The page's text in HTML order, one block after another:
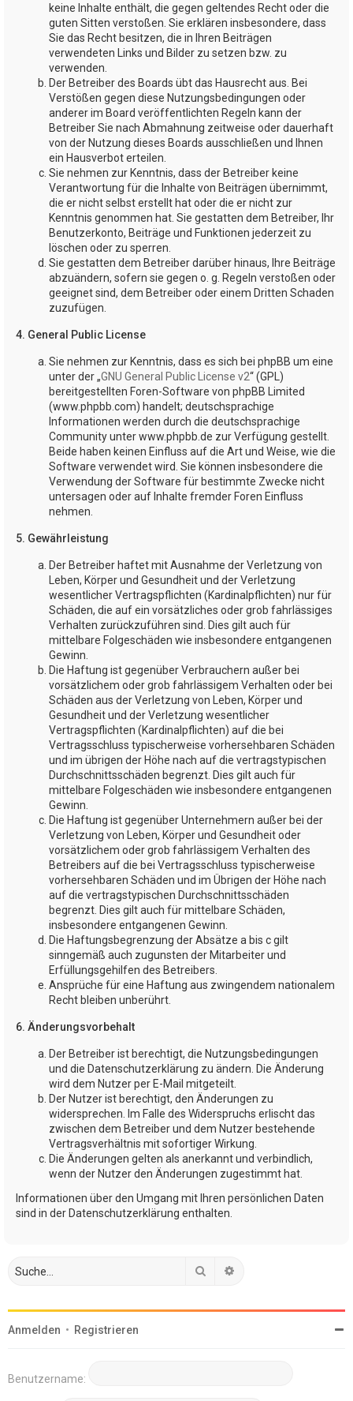
keine Inhalte enthält, die gegen geltendes Recht oder die
guten Sitten verstoßen. Sie erklären insbesondere, dass
Sie das Recht besitzen, die in Ihren Beiträgen
verwendeten Links und Bilder zu setzen bzw. zu
verwenden.
Der Betreiber des Boards übt das Hausrecht aus. Bei
Verstößen gegen diese Nutzungsbedingungen oder
anderer im Board veröffentlichten Regeln kann der
Betreiber Sie nach Abmahnung zeitweise oder dauerhaft
von der Nutzung dieses Boards ausschließen und Ihnen
ein Hausverbot erteilen.
Sie nehmen zur Kenntnis, dass der Betreiber keine
Verantwortung für die Inhalte von Beiträgen übernimmt,
die er nicht selbst erstellt hat oder die er nicht zur
Kenntnis genommen hat. Sie gestatten dem Betreiber, Ihr
Benutzerkonto, Beiträge und Funktionen jederzeit zu
löschen oder zu sperren.
Sie gestatten dem Betreiber darüber hinaus, Ihre Beiträge
abzuändern, sofern sie gegen o. g. Regeln verstoßen oder
geeignet sind, dem Betreiber oder einem Dritten Schaden
zuzufügen.
4. General Public License
Sie nehmen zur Kenntnis, dass es sich bei phpBB um eine
unter der „GNU General Public License v2“ (GPL)
bereitgestellten Foren-Software von phpBB Limited
(www.phpbb.com) handelt; deutschsprachige
Informationen werden durch die deutschsprachige
Community unter www.phpbb.de zur Verfügung gestellt.
Beide haben keinen Einfluss auf die Art und Weise, wie die
Software verwendet wird. Sie können insbesondere die
Verwendung der Software für bestimmte Zwecke nicht
untersagen oder auf Inhalte fremder Foren Einfluss
nehmen.
5. Gewährleistung
Der Betreiber haftet mit Ausnahme der Verletzung von
Leben, Körper und Gesundheit und der Verletzung
wesentlicher Vertragspflichten (Kardinalpflichten) nur für
Schäden, die auf ein vorsätzliches oder grob fahrlässiges
Verhalten zurückzuführen sind. Dies gilt auch für
mittelbare Folgeschäden wie insbesondere entgangenen
Gewinn.
Die Haftung ist gegenüber Verbrauchern außer bei
vorsätzlichem oder grob fahrlässigem Verhalten oder bei
Schäden aus der Verletzung von Leben, Körper und
Gesundheit und der Verletzung wesentlicher
Vertragspflichten (Kardinalpflichten) auf die bei
Vertragsschluss typischerweise vorhersehbaren Schäden
und im übrigen der Höhe nach auf die vertragstypischen
Durchschnittsschäden begrenzt. Dies gilt auch für
mittelbare Folgeschäden wie insbesondere entgangenen
Gewinn.
Die Haftung ist gegenüber Unternehmern außer bei der
Verletzung von Leben, Körper und Gesundheit oder
vorsätzlichem oder grob fahrlässigem Verhalten des
Betreibers auf die bei Vertragsschluss typischerweise
vorhersehbaren Schäden und im Übrigen der Höhe nach
auf die vertragstypischen Durchschnittsschäden
begrenzt. Dies gilt auch für mittelbare Schäden,
insbesondere entgangenen Gewinn.
Die Haftungsbegrenzung der Absätze a bis c gilt
sinngemäß auch zugunsten der Mitarbeiter und
Erfüllungsgehilfen des Betreibers.
Ansprüche für eine Haftung aus zwingendem nationalem
Recht bleiben unberührt.
6. Änderungsvorbehalt
Der Betreiber ist berechtigt, die Nutzungsbedingungen
und die Datenschutzerklärung zu ändern. Die Änderung
wird dem Nutzer per E-Mail mitgeteilt.
Der Nutzer ist berechtigt, den Änderungen zu
widersprechen. Im Falle des Widerspruchs erlischt das
zwischen dem Betreiber und dem Nutzer bestehende
Vertragsverhältnis mit sofortiger Wirkung.
Die Änderungen gelten als anerkannt und verbindlich,
wenn der Nutzer den Änderungen zugestimmt hat.
Informationen über den Umgang mit Ihren persönlichen Daten
sind in der Datenschutzerklärung enthalten.
Suche
Anmelden • Registrieren
Benutzername: